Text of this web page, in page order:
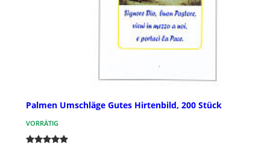
Palmen Umschläge Gutes Hirtenbild, 200 Stück
VORRÄTIG